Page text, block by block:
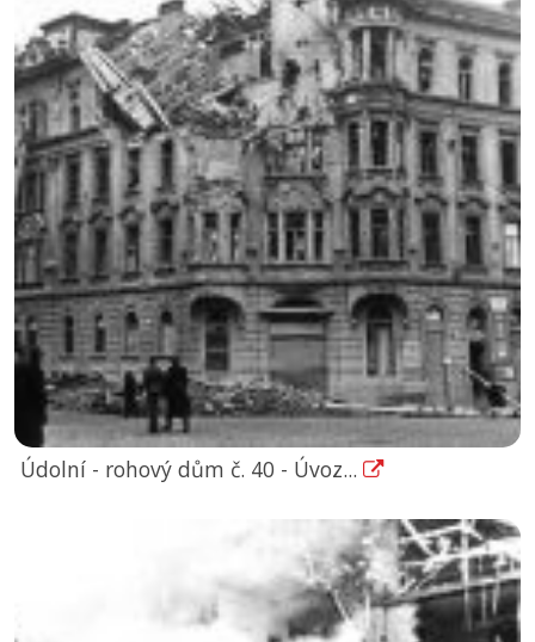
Údolní - rohový dům č. 40 - Úvoz...